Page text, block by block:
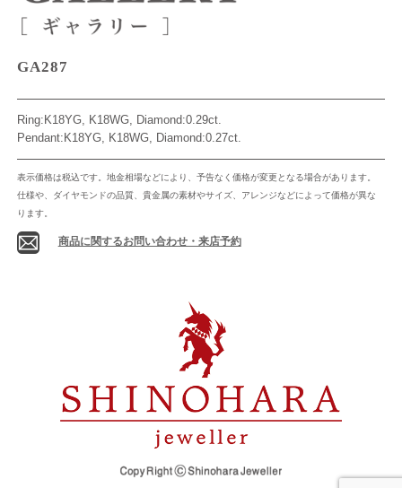
GA287
Ring:K18YG, K18WG, Diamond:0.29ct.
Pendant:K18YG, K18WG, Diamond:0.27ct.
表示価格は税込です。地金相場などにより、予告なく価格が変更となる場合があります。
仕様や、ダイヤモンドの品質、貴金属の素材やサイズ、アレンジなどによって価格が異な
ります。
商品に関するお問い合わせ・来店予約